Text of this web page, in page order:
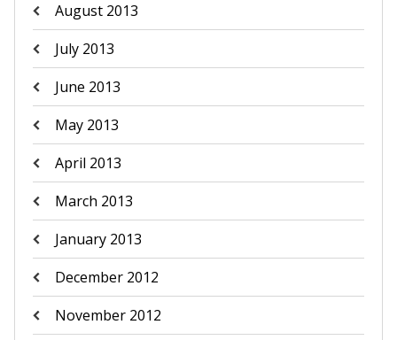
August 2013
July 2013
June 2013
May 2013
April 2013
March 2013
January 2013
December 2012
November 2012